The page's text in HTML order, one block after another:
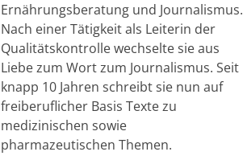
Ernährungsberatung und Journalismus.
Nach einer Tätigkeit als Leiterin der
Qualitätskontrolle wechselte sie aus
Liebe zum Wort zum Journalismus. Seit
knapp 10 Jahren schreibt sie nun auf
freiberuflicher Basis Texte zu
medizinischen sowie
pharmazeutischen Themen.